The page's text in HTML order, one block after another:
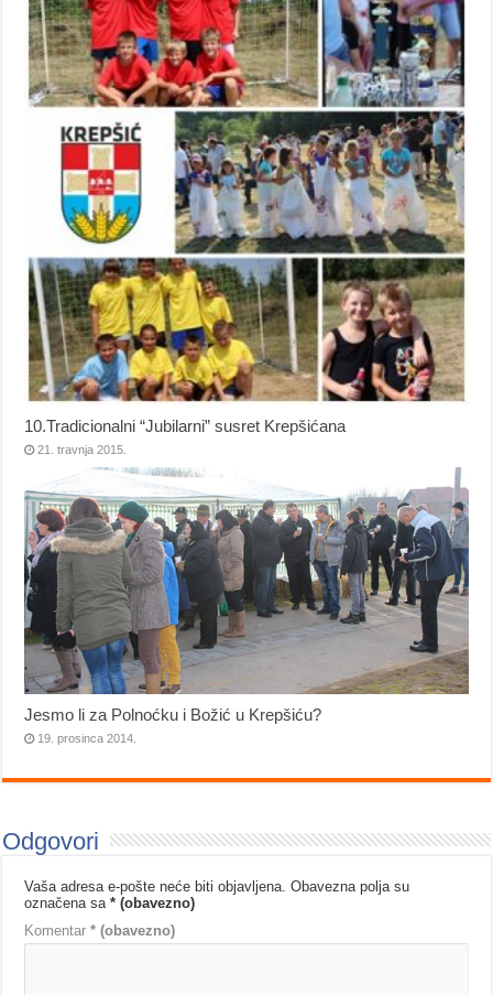
10.Tradicionalni “Jubilarni” susret Krepšićana
21. travnja 2015.
Jesmo li za Polnoćku i Božić u Krepšiću?
19. prosinca 2014.
Odgovori
Vaša adresa e-pošte neće biti objavljena. Obavezna polja su
označena sa* (obavezno)
Komentar* (obavezno)